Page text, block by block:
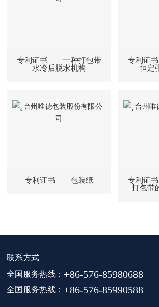
专利证书——一种打包带
水冷后脱水机构
专利证
恒定
专利证书——包装纸
专利证
打包带
联系方式
全国服务热线： +86-576-85980688
全国服务热线： +86-576-85990588